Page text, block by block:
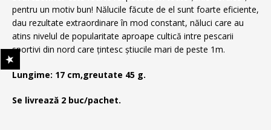
pentru un motiv bun! Nălucile făcute de el sunt foarte eficiente,
dau rezultate extraordinare în mod constant, năluci care au
atins nivelul de popularitate aproape cultică intre pescarii
sportivi din nord care țintesc știucile mari de peste 1m.
Lungime: 17 cm,greutate 45 g.
Se livrează 2 buc/pachet.